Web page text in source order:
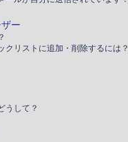
ー
クリストに追加・削除するには？
うして？